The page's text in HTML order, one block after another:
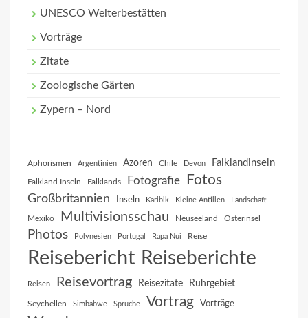
UNESCO Welterbestätten
Vorträge
Zitate
Zoologische Gärten
Zypern – Nord
Aphorismen Argentinien Azoren Chile Devon Falklandinseln
Falkland Inseln Falklands Fotografie Fotos
Großbritannien Inseln Karibik Kleine Antillen Landschaft
Mexiko Multivisionsschau Neuseeland Osterinsel
Photos Polynesien Portugal Rapa Nui Reise
Reisebericht Reiseberichte
Reisen Reisevortrag Reisezitate Ruhrgebiet
Seychellen Simbabwe Sprüche Vortrag Vorträge